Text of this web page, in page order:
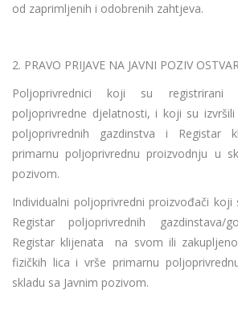
od zaprimljenih i odobrenih zahtjeva.
2. PRAVO PRIJAVE NA JAVNI POZIV
Poljoprivrednici koji su registrirani
poljoprivredne djelatnosti, i koji su
poljoprivrednih gazdinstva i Registar
primarnu poljoprivrednu proizvodnju u
pozivom.
Individualni poljoprivredni proizvođači koji
Registar poljoprivrednih gazdinstava/
Registar klijenata na svom ili
fizičkih lica i vrše primarnu
skladu sa Javnim pozivom.